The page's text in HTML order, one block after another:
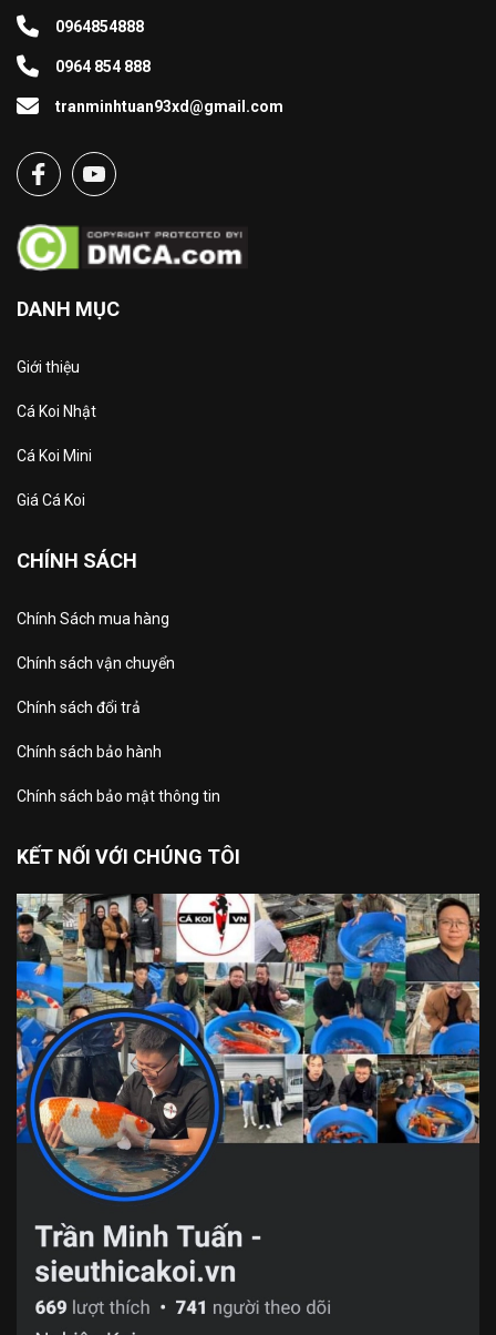
0964854888
0964 854 888
tranminhtuan93xd@gmail.com
DANH MỤC
Giới thiệu
Cá Koi Nhật
Cá Koi Mini
Giá Cá Koi
CHÍNH SÁCH
Chính Sách mua hàng
Chính sách vận chuyển
Chính sách đổi trả
Chính sách bảo hành
Chính sách bảo mật thông tin
KẾT NỐI VỚI CHÚNG TÔI